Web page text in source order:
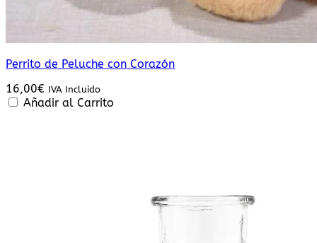
Perrito de Peluche con Corazón
16,00€ IVA Incluido
Añadir al Carrito